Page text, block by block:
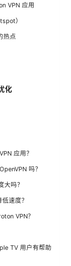
VPN 应用
）
热点
化
应用？
吗？
大吗？
速度？
VPN？
TV 用户有帮助